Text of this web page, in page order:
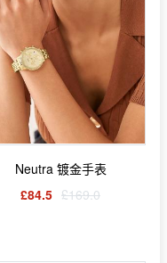
Neutra 镀金手表
£84.5 £169.0